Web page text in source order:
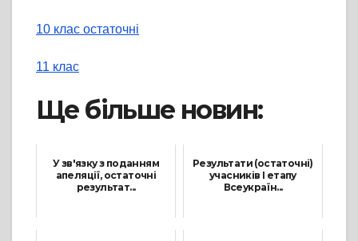
10 клас остаточні
11 клас
Ще більше новин:
У зв'язку з поданням
апеляції, остаточні
результат...
Результати (остаточні)
учасників І етапу
Всеукраїн...